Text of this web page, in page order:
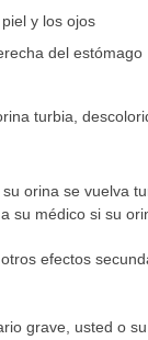
y los ojos
del estómago
turbia,
orina se vuelva
su médico si su
efectos
grave, usted o